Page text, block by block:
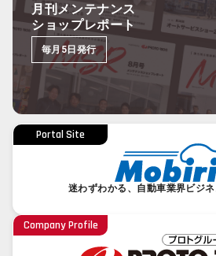
月刊メンテナンス
ショップレポート
毎月5日発行
Portal Site
迷わずわかる、自動車業界ビジ
Company Profile